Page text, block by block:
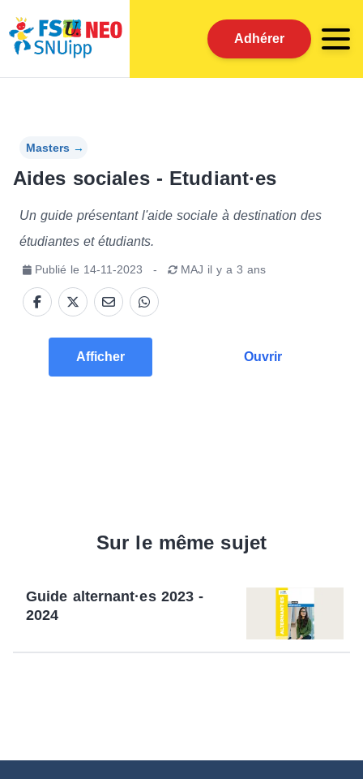
Adhérer
Masters →
Aides sociales - Etudiant·es
Un guide présentant l'aide sociale à destination des
étudiantes et étudiants.
Publié le 14-11-2023 - MAJ il y a 3 ans
Afficher Ouvrir
Sur le même sujet
Guide alternant·es 2023 -
2024